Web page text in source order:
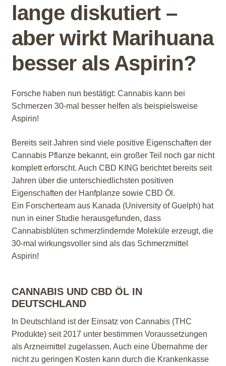
lange diskutiert –
aber wirkt Marihuana
besser als Aspirin?
Forsche haben nun bestätigt: Cannabis kann bei
Schmerzen 30-mal besser helfen als beispielsweise
Aspirin!
Bereits seit Jahren sind viele positive Eigenschaften der
Cannabis Pflanze bekannt, ein großer Teil noch gar nicht
komplett erforscht. Auch CBD KING berichtet bereits seit
Jahren über die unterschiedlichsten positiven
Eigenschaften der Hanfplanze sowie CBD Öl.
Ein Forscherteam aus Kanada (University of Guelph) hat
nun in einer Studie herausgefunden, dass
Cannabisblüten schmerzlindernde Moleküle erzeugt, die
30-mal wirkungsvoller sind als das Schmerzmittel
Aspirin!
CANNABIS UND CBD ÖL IN
DEUTSCHLAND
In Deutschland ist der Einsatz von Cannabis (THC
Produkte) seit 2017 unter bestimmen Voraussetzungen
als Arzneimittel zugelassen. Auch eine Übernahme der
nicht zu geringen Kosten kann durch die Krankenkasse